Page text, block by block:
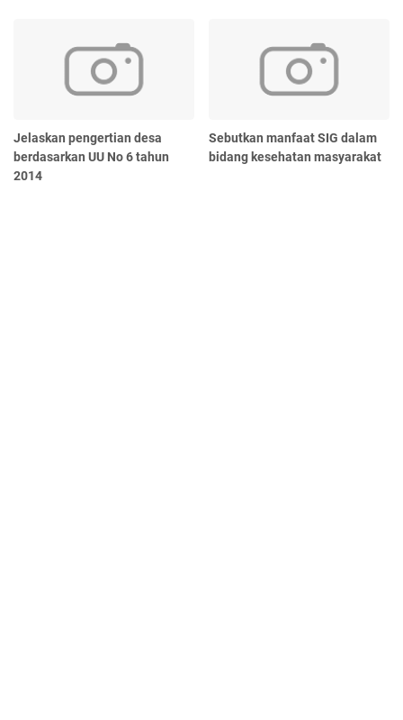
Jelaskan pengertian desa
berdasarkan UU No 6 tahun
2014
Sebutkan manfaat SIG dalam
bidang kesehatan masyarakat